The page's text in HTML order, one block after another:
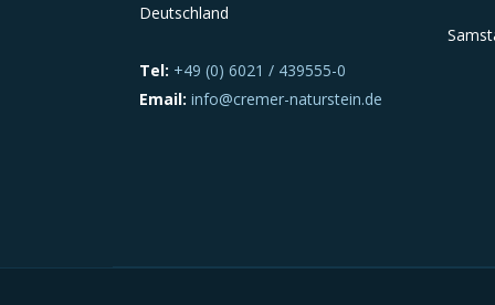
Deutschland
Tel: +49 (0) 6021 / 439555-0
Email: info@cremer-naturstein.de